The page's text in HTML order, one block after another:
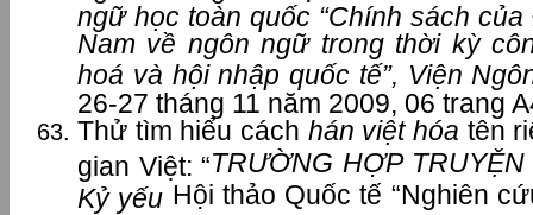
ngữ học toàn quốc “Chính sách
Nam về ngôn ngữ trong thời kỳ
hoá và hội nhập quốc tế”, Viện
26-27 tháng 11 năm 2009, 06 trang
Thử tìm hiểu cách hán việt hóa tên
gian Việt: “TRƯỜNG HỢP
Kỷ yếu Hội thảo Quốc tế “Nghiên